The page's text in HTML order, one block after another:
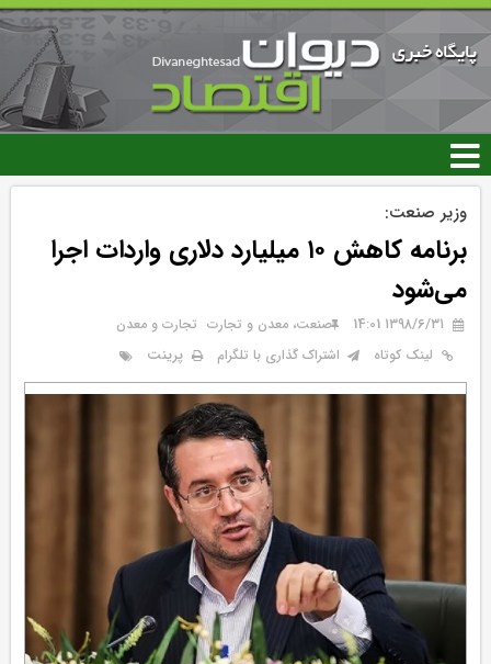
رفتن
محتوای
اصلی
وزیر صنعت:
برنامه کاهش ۱۰ میلیارد دلاری واردات اجرا
می‌شود
۱۳۹۸/۶/۳۱ 14:01 صنعت، معدن و تجارت تجارت و معدن
لینک کوتاه
اشتراک گذاری با تلگرام پرینت